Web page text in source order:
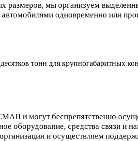
размеров, мы организуем
одновременно или
тонн для крупногабаритных
и могут беспрепятственно
оборудование, средства связи и
и осуществляем